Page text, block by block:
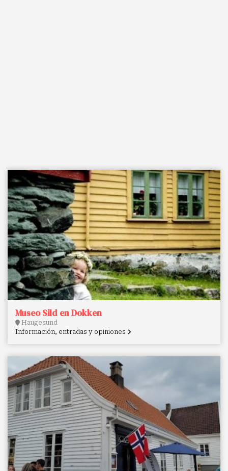
Museo Sild en Dokken
Haugesund
Información, entradas y opiniones